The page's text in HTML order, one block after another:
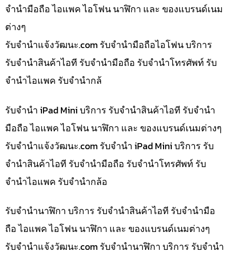
จำนำมือถือ ไอแพค ไอโฟน นาฬิกา และ ของแบรนด์เนม
ต่างๆ
รับจํานําแจ้งวัฒนะ.com รับจำนำมือถือไอโฟน บริการ
รับจำนำสินค้าไอที รับจำนำมือถือ รับจำนำโทรศัพท์ รับ
จำนำไอแพค รับจำนำกล้
รับจำนำ iPad Mini บริการ รับจำนำสินค้าไอที รับจำนำ
มือถือ ไอแพค ไอโฟน นาฬิกา และ ของแบรนด์เนมต่างๆ
รับจํานําแจ้งวัฒนะ.com รับจำนำ iPad Mini บริการ รับ
จำนำสินค้าไอที รับจำนำมือถือ รับจำนำโทรศัพท์ รับ
จำนำไอแพค รับจำนำกล้อ
รับจำนำนาฬิกา บริการ รับจำนำสินค้าไอที รับจำนำมือ
ถือ ไอแพค ไอโฟน นาฬิกา และ ของแบรนด์เนมต่างๆ
รับจํานําแจ้งวัฒนะ.com รับจำนำนาฬิกา บริการ รับจำนำ